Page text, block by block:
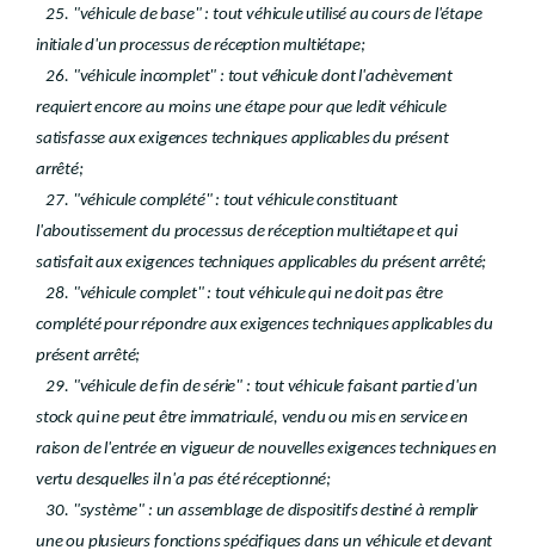
25. "véhicule de base" : tout véhicule utilisé au cours de l'étape
initiale d'un processus de réception multiétape;
26. "véhicule incomplet" : tout véhicule dont l'achèvement
requiert encore au moins une étape pour que ledit véhicule
satisfasse aux exigences techniques applicables du présent
arrêté;
27. "véhicule complété" : tout véhicule constituant
l'aboutissement du processus de réception multiétape et qui
satisfait aux exigences techniques applicables du présent arrêté;
28. "véhicule complet" : tout véhicule qui ne doit pas être
complété pour répondre aux exigences techniques applicables du
présent arrêté;
29. "véhicule de fin de série" : tout véhicule faisant partie d'un
stock qui ne peut être immatriculé, vendu ou mis en service en
raison de l'entrée en vigueur de nouvelles exigences techniques en
vertu desquelles il n'a pas été réceptionné;
30. "système" : un assemblage de dispositifs destiné à remplir
une ou plusieurs fonctions spécifiques dans un véhicule et devant